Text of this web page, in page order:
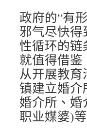
政府的“有
邪气尽快
性循环的链
就值得借
从开展教
镇建立婚介
婚介所、
职业媒婆)